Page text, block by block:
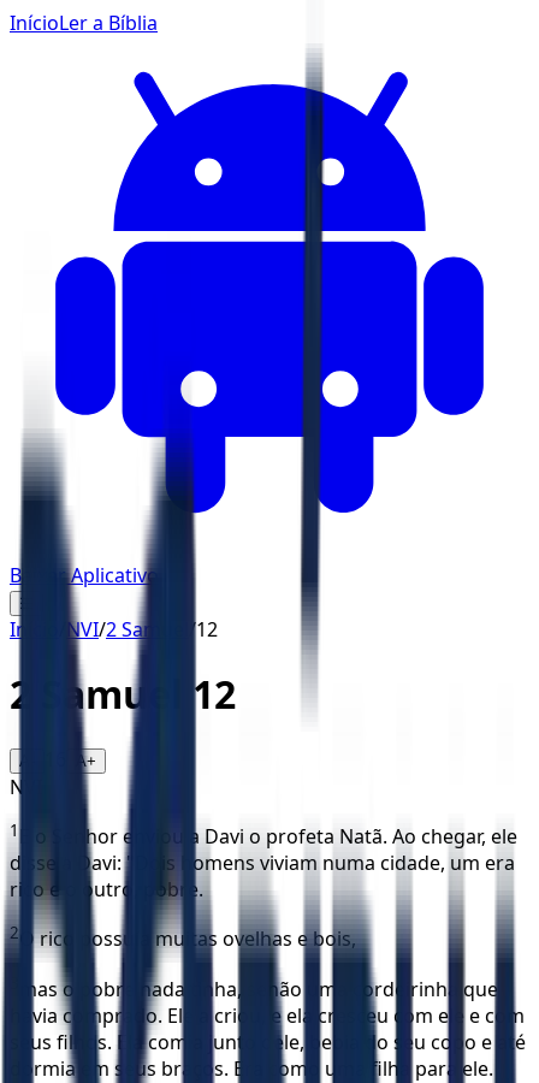
InícioLer a Bíblia
Baixar Aplicativo
☰
Início NVI/2 Samuel /12
2 Samuel 12
A- A+
NVI
1 E o Senhor enviou a Davi o profeta Natã. Ao chegar, ele
disse a Davi: "Dois homens viviam numa cidade, um era
rico e o outro, pobre.
2 O rico possuía muitas ovelhas e bois,
mas o pobre nada tinha, senão uma cordeirinha que
havia comprado. Ele a criou, e ela cresceu com ele e com
seus filhos. Ela comia junto dele, bebia do seu copo e até
dormia em seus braços. Era como uma filha para ele.